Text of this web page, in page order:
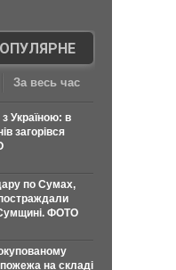
За весь час
Україною: в
загорівся
по Сумах,
ФОТО
на складі